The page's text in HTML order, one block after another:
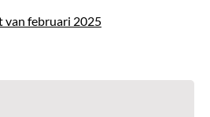
van februari 2025